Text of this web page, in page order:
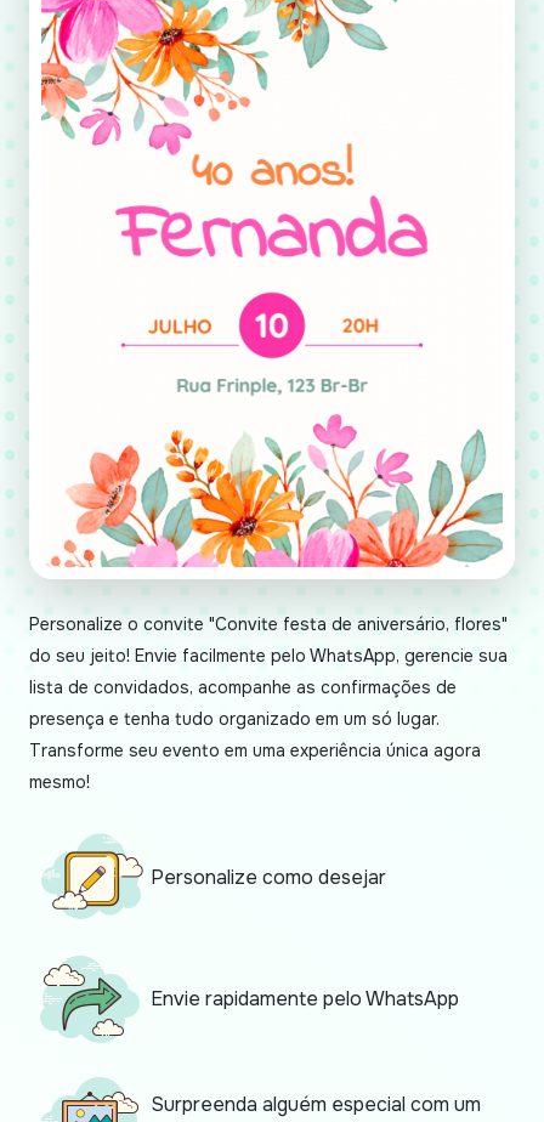
Personalize o convite "Convite festa de aniversário, flores"
do seu jeito! Envie facilmente pelo WhatsApp, gerencie sua
lista de convidados, acompanhe as confirmações de
presença e tenha tudo organizado em um só lugar.
Transforme seu evento em uma experiência única agora
mesmo!
Personalize como desejar
Envie rapidamente pelo WhatsApp
Surpreenda alguém especial com um